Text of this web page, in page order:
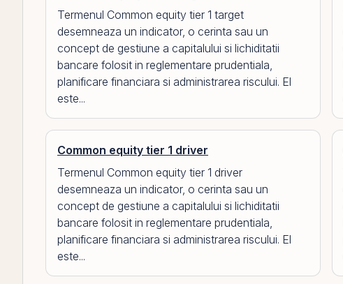
Termenul Common equity tier 1 target
desemneaza un indicator, o cerinta sau un
concept de gestiune a capitalului si lichiditatii
bancare folosit in reglementare prudentiala,
planificare financiara si administrarea riscului. El
este...
Common equity tier 1 driver
Termenul Common equity tier 1 driver
desemneaza un indicator, o cerinta sau un
concept de gestiune a capitalului si lichiditatii
bancare folosit in reglementare prudentiala,
planificare financiara si administrarea riscului. El
este...